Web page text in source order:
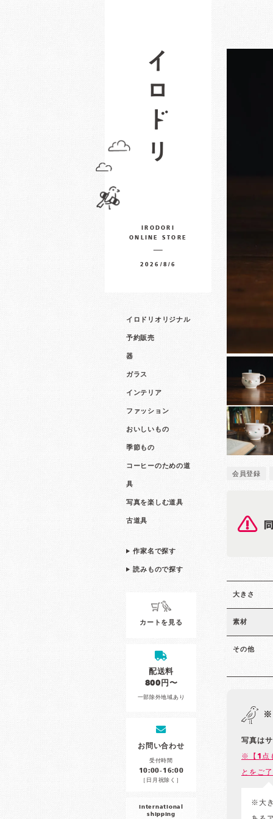
IRODORI
ONLINE STORE
2026/8/6
イロドリオリジナル
予約販売
器
ガラス
インテリア
ファッション
おいしいもの
季節もの
コーヒーのための道
具
写真を楽しむ道具
古道具
作家名で探す
読みもので探す
カートを見る
配送料
800円〜
一部除外地域あり
お問い合わせ
受付時間
10:00-16:00
［日月祝除く］
international
shipping
会員登録
大きさ
素材
その他
※
写真は
※【1点
とをご
※大